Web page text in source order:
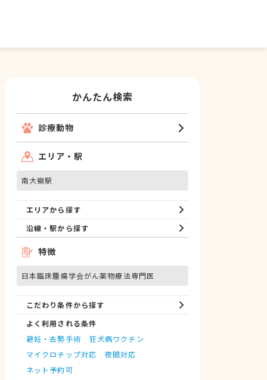
かんたん検索
診療動物
エリア・駅
南大嶺駅
エリアから探す
沿線・駅から探す
特徴
日本臨床腫瘍学会がん薬物療法専門医
こだわり条件から探す
よく利用される条件
避妊・去勢手術
狂犬病ワクチン
マイクロチップ対応
夜間対応
ネット予約可